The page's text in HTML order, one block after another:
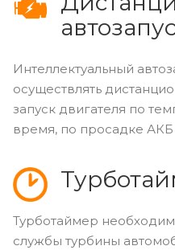
Интеллектуальный
осуществлять
запуск двигателя по
время, по просадке
Турботаймер
службы турбины